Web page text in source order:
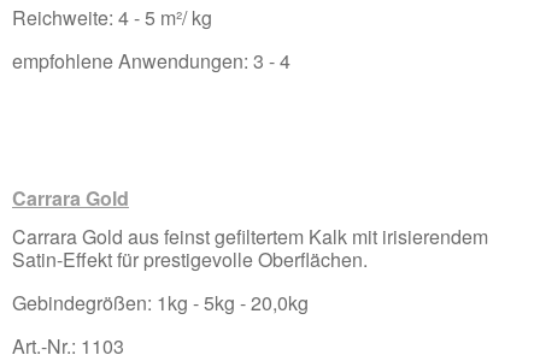
Reichweite: 4 - 5 m²/ kg
empfohlene Anwendungen: 3 - 4
Carrara Gold
Carrara Gold aus feinst gefiltertem Kalk mit irisierendem
Satin-Effekt für prestigevolle Oberflächen.
Gebindegrößen: 1kg - 5kg - 20,0kg
Art.-Nr.: 1103